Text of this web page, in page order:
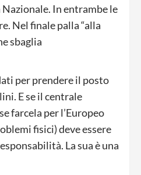
In entrambe le
Nel finale palla “alla
sbaglia
per prendere il posto
E se il centrale
farcela per l’Europeo
fisici) deve essere
La sua è una